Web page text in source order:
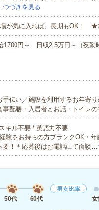
つづきを見る
が気に入れば、長期もOK！ ★
円～ 日収2.5万円～（夜勤
手伝い／施設を利用するお年寄
配膳・入居者とお話・トイレ
キル不要 / 英語力不要
験をお持ちの方ブランクOK・
要！＊応募後はお電話にて面談…
50代 60代
男女比率
女